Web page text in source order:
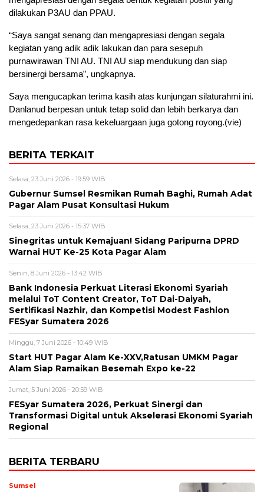
dilakukan P3AU dan PPAU.
“Saya sangat senang dan mengapresiasi dengan segala
kegiatan yang adik adik lakukan dan para sesepuh
purnawirawan TNI AU. TNI AU siap mendukung dan siap
bersinergi bersama”, ungkapnya.
Saya mengucapkan terima kasih atas kunjungan silaturahmi ini.
Danlanud berpesan untuk tetap solid dan lebih berkarya dan
mengedepankan rasa kekeluargaan juga gotong royong.(vie)
BERITA TERKAIT
Selasa, 23 Juni 2026 - 19:59 WIB
Gubernur Sumsel Resmikan Rumah Baghi, Rumah Adat
Pagar Alam Pusat Konsultasi Hukum
Selasa, 23 Juni 2026 - 15:37 WIB
Sinegritas untuk Kemajuan! Sidang Paripurna DPRD
Warnai HUT Ke-25 Kota Pagar Alam
Senin, 8 Juni 2026 - 13:42 WIB
Bank Indonesia Perkuat Literasi Ekonomi Syariah
melalui ToT Content Creator, ToT Dai-Daiyah,
Sertifikasi Nazhir, dan Kompetisi Modest Fashion
FESyar Sumatera 2026
Minggu, 7 Juni 2026 - 10:49 WIB
Start HUT Pagar Alam Ke-XXV,Ratusan UMKM Pagar
Alam Siap Ramaikan Besemah Expo ke-22
Jumat, 5 Juni 2026 - 20:59 WIB
FESyar Sumatera 2026, Perkuat Sinergi dan
Transformasi Digital untuk Akselerasi Ekonomi Syariah
Regional
BERITA TERBARU
Sumsel